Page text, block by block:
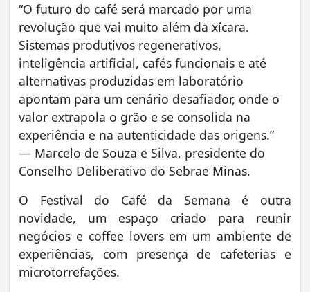
“O futuro do café será marcado por uma
revolução que vai muito além da xícara.
Sistemas produtivos regenerativos,
inteligência artificial, cafés funcionais e até
alternativas produzidas em laboratório
apontam para um cenário desafiador, onde o
valor extrapola o grão e se consolida na
experiência e na autenticidade das origens.”
— Marcelo de Souza e Silva, presidente do
Conselho Deliberativo do Sebrae Minas.
O Festival do Café da Semana é outra
novidade, um espaço criado para reunir
negócios e coffee lovers em um ambiente de
experiências, com presença de cafeterias e
microtorrefações.